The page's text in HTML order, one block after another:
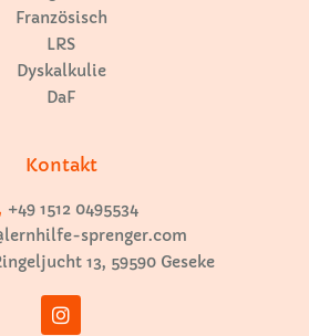
Französisch
LRS
Dyskalkulie
DaF
Kontakt
+49 1512 0495534
sprenger.com
13, 59590 Geseke